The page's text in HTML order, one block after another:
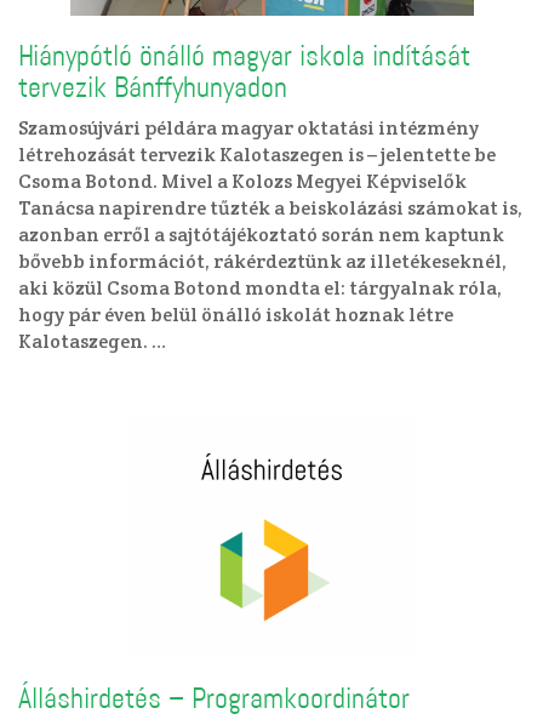
Hiánypótló önálló magyar iskola indítását
tervezik Bánffyhunyadon
Szamosújvári példára magyar oktatási intézmény
létrehozását tervezik Kalotaszegen is – jelentette be
Csoma Botond. Mivel a Kolozs Megyei Képviselők
Tanácsa napirendre tűzték a beiskolázási számokat is,
azonban erről a sajtótájékoztató során nem kaptunk
bővebb információt, rákérdeztünk az illetékeseknél,
aki közül Csoma Botond mondta el: tárgyalnak róla,
hogy pár éven belül önálló iskolát hoznak létre
Kalotaszegen. …
Álláshirdetés – Programkoordinátor